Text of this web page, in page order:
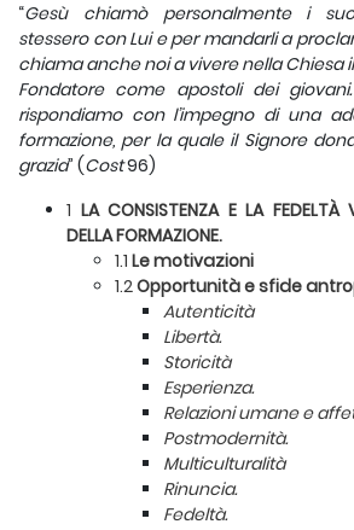
“Gesù chiamò personalmente i
stessero con Lui e per mandarli a
chiama anche noi a vivere nella Chiesa
Fondatore come apostoli dei
rispondiamo con l’impegno di una
formazione, per la quale il Signore
grazia” (Cost96)
1 LA CONSISTENZA E LA FEDELTÀ
DELLA FORMAZIONE.
1.1 Le motivazioni
1.2Opportunità e sfide
Autenticità
Libertà.
Storicità
Esperienza.
Relazioni umane e
Postmodernità.
Multiculturalità
Rinuncia.
Fedeltà.